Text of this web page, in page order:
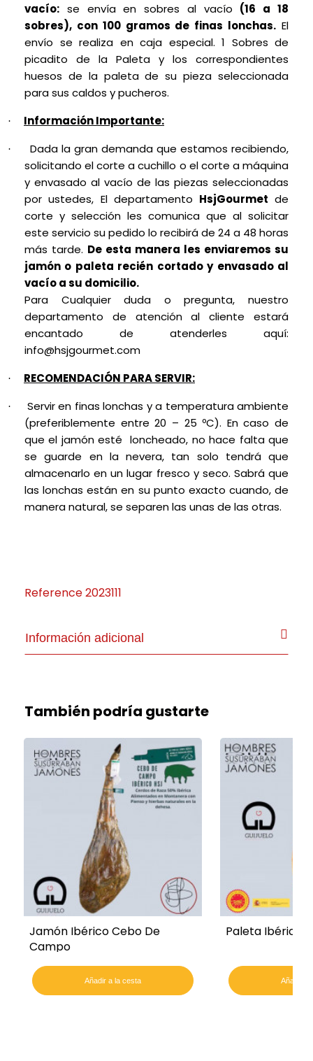
vacío: se envía en sobres al vacío (16 a 18
sobres), con 100 gramos de finas lonchas. El
envío se realiza en caja especial. 1 Sobres de
picadito de la Paleta y los correspondientes
huesos de la paleta de su pieza seleccionada
para sus caldos y pucheros.
· Información Importante:
·
Dada la gran demanda que estamos recibiendo,
solicitando el corte a cuchillo o el corte a máquina
y envasado al vacío de las piezas seleccionadas
por ustedes, El departamento HsjGourmet de
corte y selección les comunica que al solicitar
este servicio su pedido lo recibirá de 24 a 48 horas
más tarde. De esta manera les enviaremos su
jamón o paleta recién cortado y envasado al
vacío a su domicilio.
Para Cualquier duda o pregunta, nuestro
departamento de atención al cliente estará
encantado de atenderles aquí:
info@hsjgourmet.com
· RECOMENDACIÓN PARA SERVIR:
·
Servir en finas lonchas y a temperatura ambiente
(preferiblemente entre 20 – 25 ºC). En caso de
que el jamón esté loncheado, no hace falta que
se guarde en la nevera, tan solo tendrá que
almacenarlo en un lugar fresco y seco. Sabrá que
las lonchas están en su punto exacto cuando, de
manera natural, se separen las unas de las otras.
Reference2023111
Información adicional
También podría gustarte
Jamón Ibérico Cebo De
Campo
Añadir a la cesta
Paleta Ibérica
Añadir a